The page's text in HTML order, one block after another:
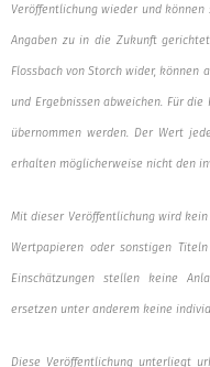
Veröffentlichung wieder und
Angaben zu in die Zukunft
Flossbach von Storch wider,
und Ergebnissen abweichen. Für
übernommen werden. Der Wert
erhalten möglicherweise nicht den
Mit dieser Veröffentlichung wird kein
Wertpapieren oder sonstigen
Einschätzungen stellen keine
ersetzen unter anderem keine
Diese Veröffentlichung unterliegt